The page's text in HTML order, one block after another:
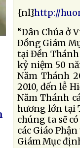
{nl}http://
“Dân Chúa ở
Ðồng Giám
tại Ðền Thánh
kỷ niệm 50
Năm Thánh
2010, đến lễ
Năm Thánh
hương lớn tại
chúng ta sẽ
các Giáo
Giám Mục